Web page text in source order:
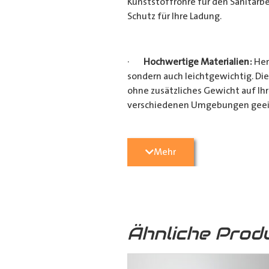
Schutz für Ihre Ladung.
· Hochwertige Materialien:
sondern auch leichtgewichtig.
ohne zusätzliches Gewicht auf
verschiedenen Umgebungen
Vielseitige
Heimwerkerprojekten, dieses
·Verschiedene Variationen:
Mehr
Ähnliche